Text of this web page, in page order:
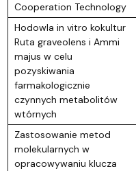
Cooperation Technology
Hodowla in vitro kokultur
Ruta graveolens i Ammi
majus w celu
pozyskiwania
farmakologicznie
czynnych metabolitów
wtórnych
Zastosowanie metod
molekularnych w
opracowywaniu klucza